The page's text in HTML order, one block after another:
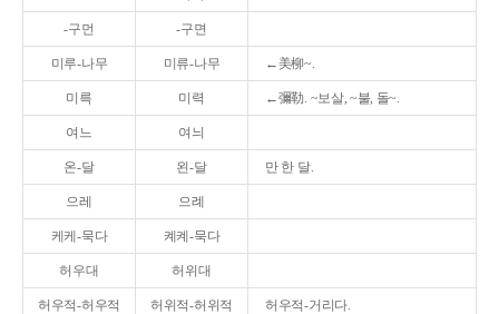
-구먼 -구면
미루-나무 미류-나무 ←美柳~.
미륵 미력 ←彌勒. ~보살, ~불, 돌~.
여느 여늬
온-달 왼-달 만 한 달.
으레 으례
케케-묵다 켸켸-묵다
허우대 허위대
허우적-허우적 허위적-허위적 허우적-거리다.